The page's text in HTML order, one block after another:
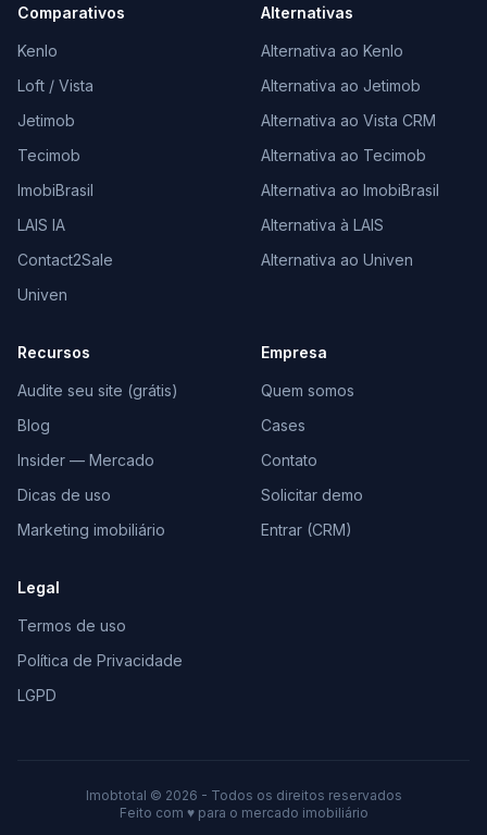
Comparativos
Kenlo
Loft / Vista
Jetimob
Tecimob
ImobiBrasil
LAIS IA
Contact2Sale
Univen
Alternativas
Alternativa ao Kenlo
Alternativa ao Jetimob
Alternativa ao Vista CRM
Alternativa ao Tecimob
Alternativa ao ImobiBrasil
Alternativa à LAIS
Alternativa ao Univen
Recursos
Audite seu site (grátis)
Blog
Insider — Mercado
Dicas de uso
Marketing imobiliário
Empresa
Quem somos
Cases
Contato
Solicitar demo
Entrar (CRM)
Legal
Termos de uso
Política de Privacidade
LGPD
Imobtotal © 2026 - Todos os direitos reservados
Feito com ♥para o mercado imobiliário